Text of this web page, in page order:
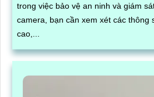
trong việc bảo vệ an ninh và giám sát sản xuất.
camera, bạn cần xem xét các thông
cao,...